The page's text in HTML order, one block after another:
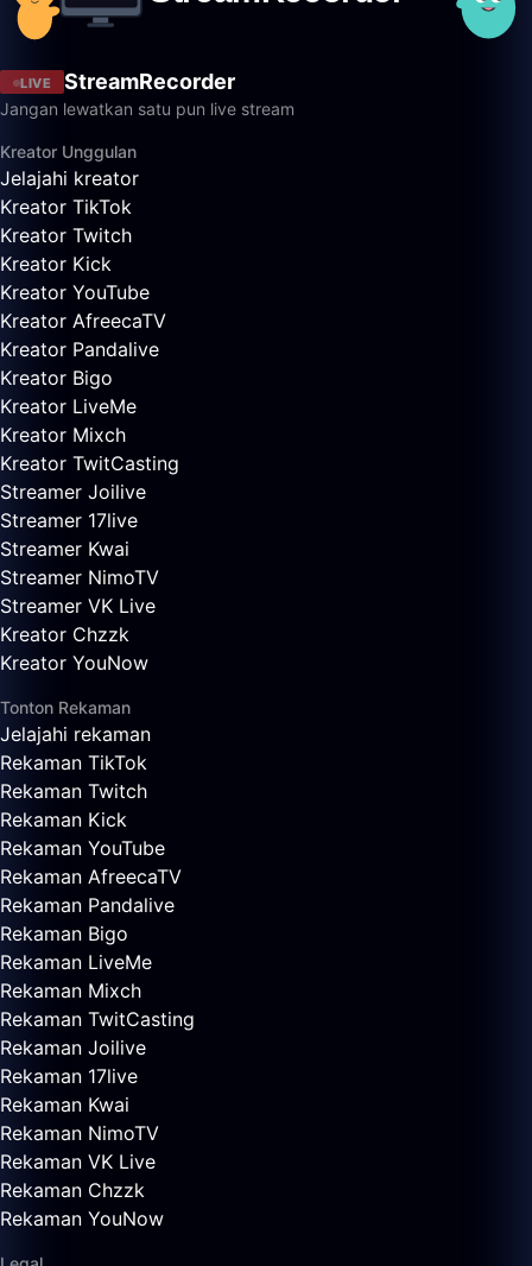
LIVE StreamRecorder
Jangan lewatkan satu pun live stream
Kreator Unggulan
Jelajahi kreator
Kreator TikTok
Kreator Twitch
Kreator Kick
Kreator YouTube
Kreator AfreecaTV
Kreator Pandalive
Kreator Bigo
Kreator LiveMe
Kreator Mixch
Kreator TwitCasting
Streamer Joilive
Streamer 17live
Streamer Kwai
Streamer NimoTV
Streamer VK Live
Kreator Chzzk
Kreator YouNow
Tonton Rekaman
Jelajahi rekaman
Rekaman TikTok
Rekaman Twitch
Rekaman Kick
Rekaman YouTube
Rekaman AfreecaTV
Rekaman Pandalive
Rekaman Bigo
Rekaman LiveMe
Rekaman Mixch
Rekaman TwitCasting
Rekaman Joilive
Rekaman 17live
Rekaman Kwai
Rekaman NimoTV
Rekaman VK Live
Rekaman Chzzk
Rekaman YouNow